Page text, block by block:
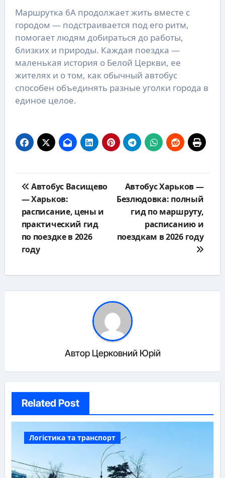
Маршрутка 6А продолжает жить вместе с
городом — подстраивается под его ритм,
помогает людям добираться до работы,
близких и природы. Каждая поездка —
маленькая история о Белой Церкви, ее
жителях и о том, как обычный автобус
способен объединять разные уголки города в
единое целое.
по
записям
Автобус Васищево
— Харьков:
расписание, цены и
практический гид
по поездке в 2026
году
Автобус Харьков —
Безлюдовка: полный
гид по маршруту,
расписанию и
поездкам в 2026 году
Автор Церковний Юрій
Related Post
Логістика та транспорт